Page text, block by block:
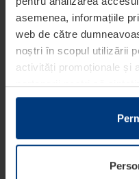
asemenea, informațiile
web de către
noștri în scopul utilizării
activități promoționale și
partenerii noștri să
date pe care
acestora ori care au fost
Din punct de vedere
dispozitivul